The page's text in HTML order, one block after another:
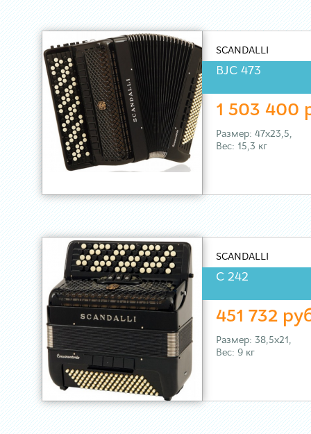
SCANDALLI
BJC 473
1 503 400
Размер: 47х23,5,
Вес: 15,3 кг
SCANDALLI
C 242
451 732
Размер: 38,5х21,
Вес: 9 кг